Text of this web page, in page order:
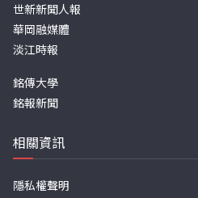
世新新聞人報
華岡融媒體
淡江時報
銘傳大學
銘報新聞
相關資訊
隱私權聲明